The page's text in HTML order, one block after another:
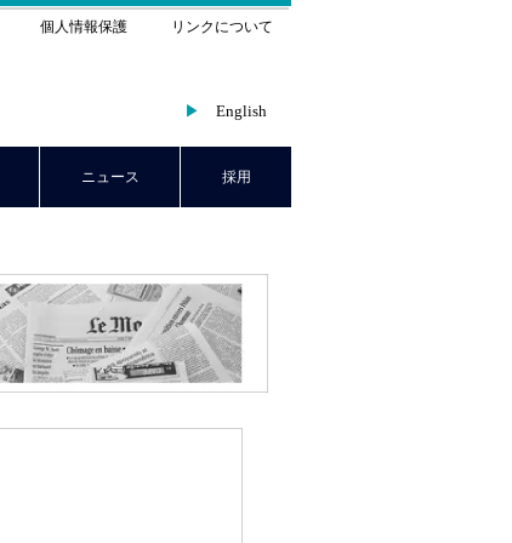
リンクについて
個人情報保護
▶ English
ニュース 採用